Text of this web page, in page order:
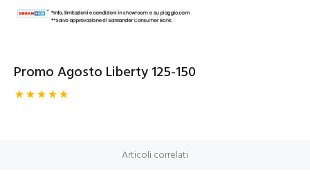
Promo Agosto Liberty 125-150
Articoli correlati